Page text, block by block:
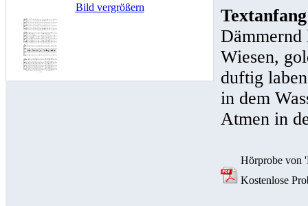
Bild vergrößern
Dämmernd
Wiesen,
duftig
in dem
Atmen in
Hörprobe von
Kostenlose